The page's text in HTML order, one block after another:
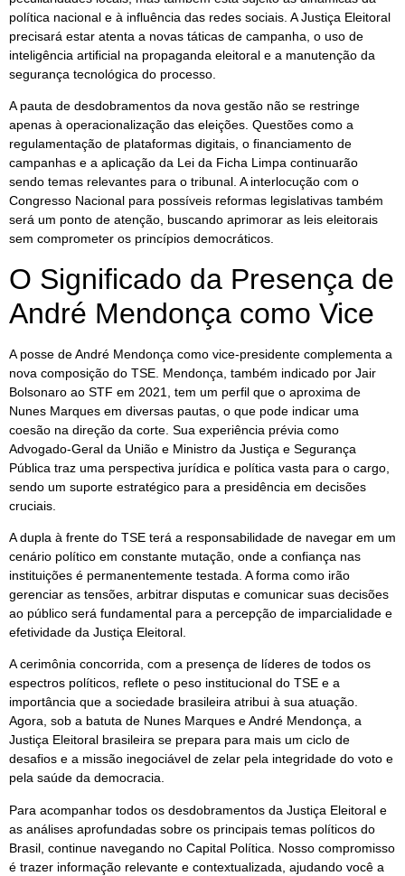
política nacional e à influência das redes sociais. A Justiça Eleitoral
precisará estar atenta a novas táticas de campanha, o uso de
inteligência artificial na propaganda eleitoral e a manutenção da
segurança tecnológica do processo.
A pauta de desdobramentos da nova gestão não se restringe
apenas à operacionalização das eleições. Questões como a
regulamentação de plataformas digitais, o financiamento de
campanhas e a aplicação da Lei da Ficha Limpa continuarão
sendo temas relevantes para o tribunal. A interlocução com o
Congresso Nacional para possíveis reformas legislativas também
será um ponto de atenção, buscando aprimorar as leis eleitorais
sem comprometer os princípios democráticos.
O Significado da Presença de
André Mendonça como Vice
A posse de André Mendonça como vice-presidente complementa a
nova composição do TSE. Mendonça, também indicado por Jair
Bolsonaro ao STF em 2021, tem um perfil que o aproxima de
Nunes Marques em diversas pautas, o que pode indicar uma
coesão na direção da corte. Sua experiência prévia como
Advogado-Geral da União e Ministro da Justiça e Segurança
Pública traz uma perspectiva jurídica e política vasta para o cargo,
sendo um suporte estratégico para a presidência em decisões
cruciais.
A dupla à frente do TSE terá a responsabilidade de navegar em um
cenário político em constante mutação, onde a confiança nas
instituições é permanentemente testada. A forma como irão
gerenciar as tensões, arbitrar disputas e comunicar suas decisões
ao público será fundamental para a percepção de imparcialidade e
efetividade da Justiça Eleitoral.
A cerimônia concorrida, com a presença de líderes de todos os
espectros políticos, reflete o peso institucional do TSE e a
importância que a sociedade brasileira atribui à sua atuação.
Agora, sob a batuta de Nunes Marques e André Mendonça, a
Justiça Eleitoral brasileira se prepara para mais um ciclo de
desafios e a missão inegociável de zelar pela integridade do voto e
pela saúde da democracia.
Para acompanhar todos os desdobramentos da Justiça Eleitoral e
as análises aprofundadas sobre os principais temas políticos do
Brasil, continue navegando no Capital Política. Nosso compromisso
é trazer informação relevante e contextualizada, ajudando você a